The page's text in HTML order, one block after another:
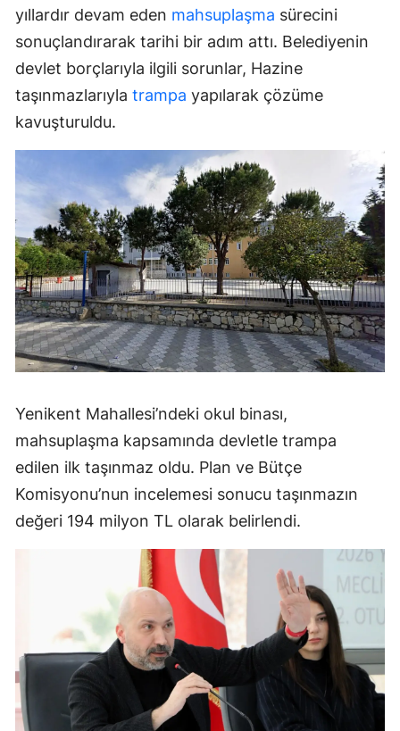
yıllardır devam eden mahsuplaşma sürecini
sonuçlandırarak tarihi bir adım attı. Belediyenin
devlet borçlarıyla ilgili sorunlar, Hazine
taşınmazlarıyla trampa yapılarak çözüme
kavuşturuldu.
Yenikent Mahallesi’ndeki okul binası,
mahsuplaşma kapsamında devletle trampa
edilen ilk taşınmaz oldu. Plan ve Bütçe
Komisyonu’nun incelemesi sonucu taşınmazın
değeri 194 milyon TL olarak belirlendi.